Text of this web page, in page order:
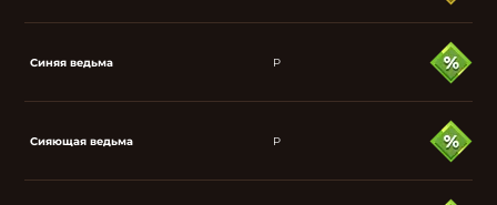
Синяя ведьма P
Сияющая ведьма P